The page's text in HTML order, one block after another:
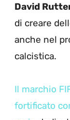
David
di creare
anche nel
calcistica.
Il marchio
fortificato